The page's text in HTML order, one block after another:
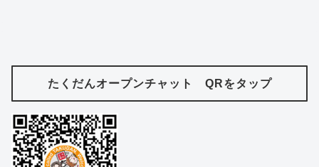
たくだんオープンチャット QRをタップ